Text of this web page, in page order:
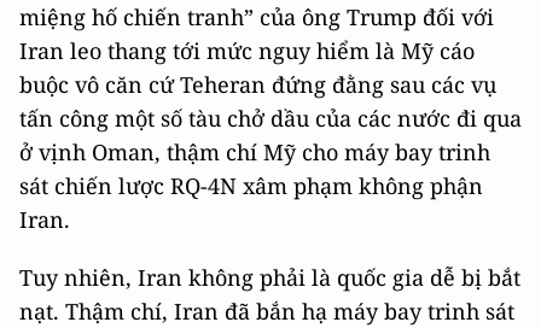
miệng hố chiến tranh” của ông Trump đối với
Iran leo thang tới mức nguy hiểm là Mỹ cáo
buộc vô căn cứ Teheran đứng đằng sau các vụ
tấn công một số tàu chở dầu của các nước đi qua
ở vịnh Oman, thậm chí Mỹ cho máy bay trinh
sát chiến lược RQ-4N xâm phạm không phận
Iran.
Tuy nhiên, Iran không phải là quốc gia dễ bị bắt
nạt. Thậm chí, Iran đã bắn hạ máy bay trinh sát